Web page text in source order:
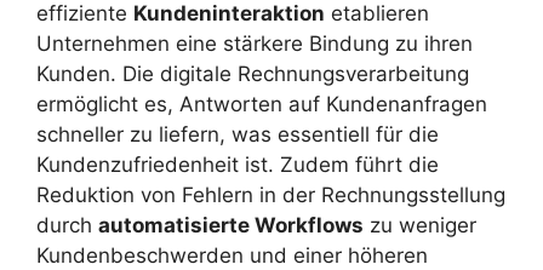
effiziente Kundeninteraktion etablieren
Unternehmen eine stärkere Bindung zu ihren
Kunden. Die digitale Rechnungsverarbeitung
ermöglicht es, Antworten auf Kundenanfragen
schneller zu liefern, was essentiell für die
Kundenzufriedenheit ist. Zudem führt die
Reduktion von Fehlern in der Rechnungsstellung
durch automatisierte Workflows zu weniger
Kundenbeschwerden und einer höheren